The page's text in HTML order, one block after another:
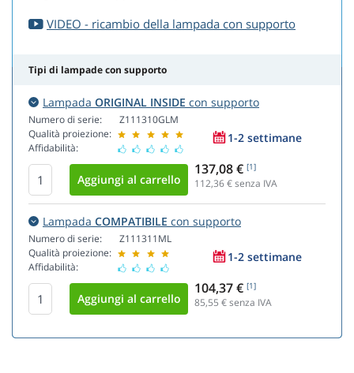
VIDEO - ricambio della lampada con supporto
Tipi di lampade con supporto
Lampada ORIGINAL INSIDE con supporto
Numero di serie:
Qualità proiezione:
Affidabilità:
Z111310GLM
1-2 settimane
137,08 € [1]
112,36€ senza IVA
Lampada COMPATIBILE con supporto
Numero di serie:
Qualità proiezione:
Affidabilità:
Z111311ML
1-2 settimane
104,37 € [1]
85,55 € senza IVA